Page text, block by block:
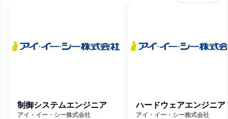
制御システムエンジニア
アイ・イー・シー株式会社
ハードウェアエンジニア
アイ・イー・シー株式会社